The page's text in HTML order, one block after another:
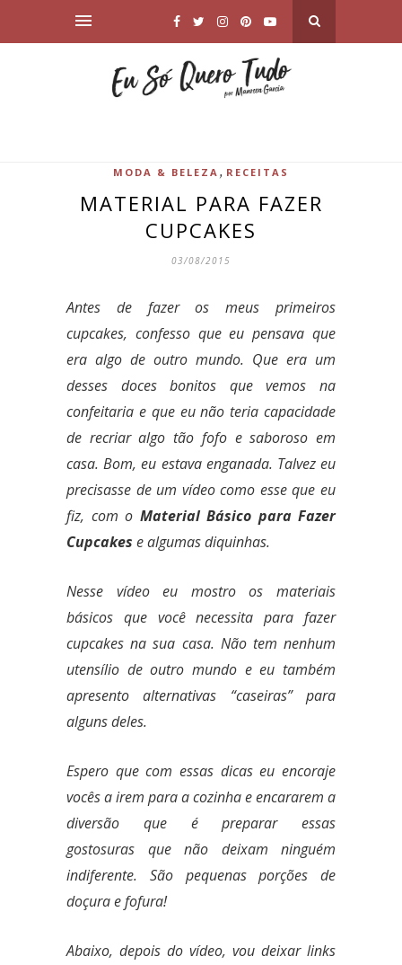
MODA & BELEZA , RECEITAS
MATERIAL PARA FAZER
CUPCAKES
03/08/2015
Antes de fazer os meus primeiros
cupcakes, confesso que eu pensava que
era algo de outro mundo. Que era um
desses doces bonitos que vemos na
confeitaria e que eu não teria capacidade
de recriar algo tão fofo e saboroso em
casa. Bom, eu estava enganada. Talvez eu
precisasse de um vídeo como esse que eu
fiz, com o Material Básico para Fazer
Cupcakes e algumas diquinhas.
Nesse vídeo eu mostro os materiais
básicos que você necessita para fazer
cupcakes na sua casa. Não tem nenhum
utensílio de outro mundo e eu também
apresento alternativas “caseiras” para
alguns deles.
Espero que com essas dicas eu encoraje
vocês a irem para a cozinha e encararem a
diversão que é preparar essas
gostosuras que não deixam ninguém
indiferente. São pequenas porções de
doçura e fofura!
Abaixo, depois do vídeo, vou deixar links